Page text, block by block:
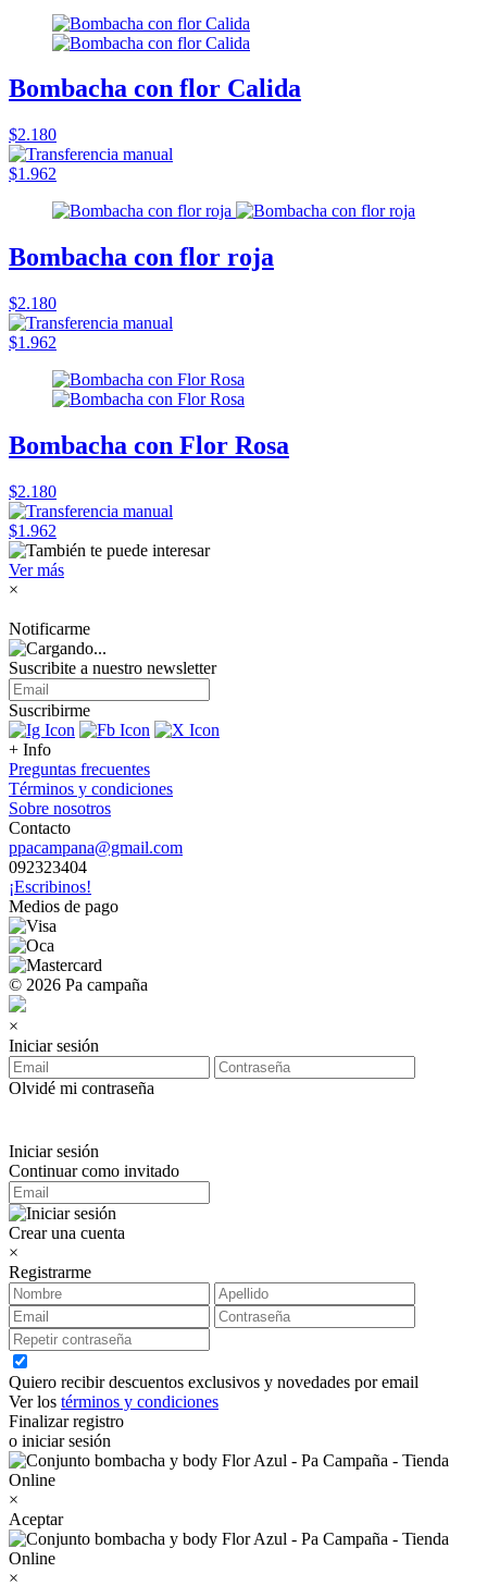
Bombacha con flor Calida
$2.180
$1.962
Bombacha con flor roja
$2.180
$1.962
Bombacha con Flor Rosa
$2.180
$1.962
Ver más
×
Notificarme
Suscribite a nuestro newsletter
Suscribirme
+ Info
Preguntas frecuentes
Términos y condiciones
Sobre nosotros
Contacto
ppacampana@gmail.com
092323404
¡Escribinos!
Medios de pago
© 2026 Pa campaña
×
Iniciar sesión
Olvidé mi contraseña
Iniciar sesión
Continuar como invitado
Crear una cuenta
×
Registrarme
Quiero recibir descuentos exclusivos y novedades por email
Ver los términos y condiciones
Finalizar registro
o iniciar sesión
×
Aceptar
×